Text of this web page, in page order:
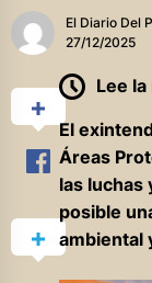
El Diario Del
27/12/2025
Lee la
El
Áreas
las luchas
posible
ambiental